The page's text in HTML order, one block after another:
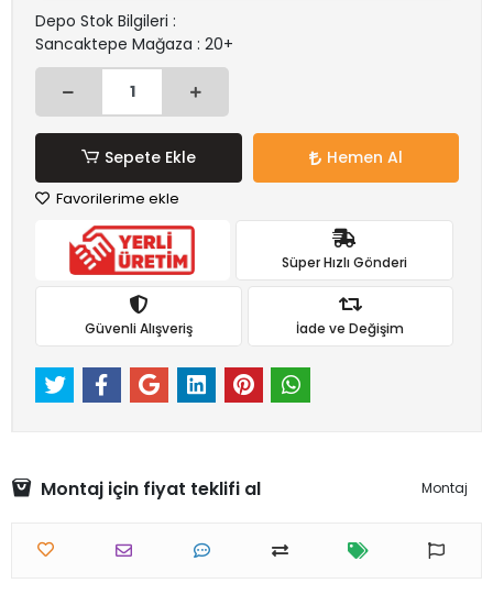
Depo Stok Bilgileri :
Sancaktepe Mağaza : 20+
Sepete Ekle Hemen Al
Favorilerime ekle
Süper Hızlı Gönderi
Güvenli Alışveriş İade ve Değişim
Montaj için fiyat teklifi al Montaj